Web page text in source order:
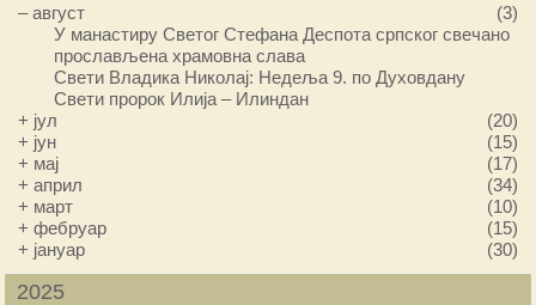
–август
(3)
У манастиру Светог Стефана Деспота српског свечано
прослављена храмовна слава
Свети Владика Николај: Недеља 9. по Духовдану
Свети пророк Илија – Илиндан
+ јул
(20)
+ јун
(15)
+ мај
(17)
+април
(34)
+ март
(10)
+фебруар
(15)
+ јануар (30)
2025